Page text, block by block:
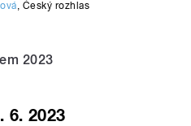
Český rozhlas
2023
6. 2023